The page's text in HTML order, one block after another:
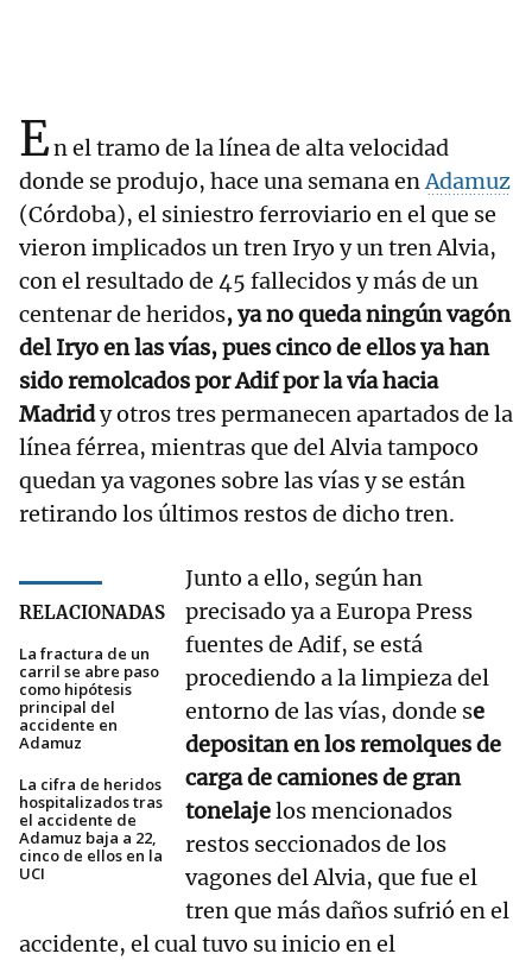
En el tramo de la línea de alta velocidad
donde se produjo, hace una semana enAdamuz
(Córdoba), el siniestro ferroviario en el que se
vieron implicados un tren Iryo y un tren Alvia,
con el resultado de 45 fallecidos y más de un
centenar de heridos, ya no queda ningún vagón
del Iryo en las vías, pues cinco de ellos ya han
sido remolcados por Adif por la vía hacia
Madridy otros tres permanecen apartados de la
línea férrea, mientras que del Alvia tampoco
quedan ya vagones sobre las vías y se están
retirando los últimos restos de dicho tren.
RELACIONADAS
La fractura de un
carril se abre paso
como hipótesis
principal del
accidente en
Adamuz
La cifra de heridos
hospitalizados tras
el accidente de
Adamuz baja a 22,
cinco de ellos en la
UCI
Junto a ello, según han
precisado ya a Europa Press
fuentes de Adif, se está
procediendo a la limpieza del
entorno de las vías, donde se
depositan en los remolques de
carga de camiones de gran
tonelajelos mencionados
restos seccionados de los
vagones del Alvia, que fue el
tren que más daños sufrió en el
accidente, el cual tuvo su inicio en el